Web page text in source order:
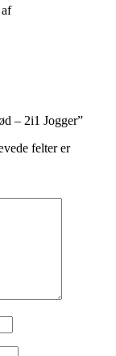
– 2i1 Jogger”
felter er